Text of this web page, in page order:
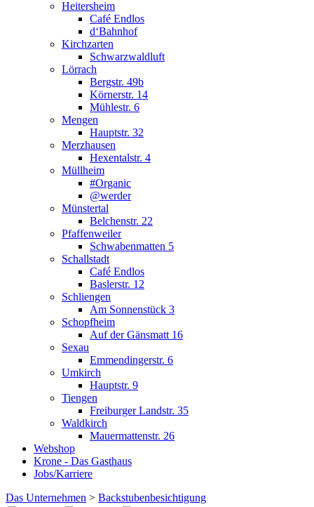
Heitersheim
Café Endlos
d‘Bahnhof
Kirchzarten
Schwarzwaldluft
Lörrach
Bergstr. 49b
Körnerstr. 14
Mühlestr. 6
Mengen
Hauptstr. 32
Merzhausen
Hexentalstr. 4
Müllheim
#Organic
@werder
Münstertal
Belchenstr. 22
Pfaffenweiler
Schwabenmatten 5
Schallstadt
Café Endlos
Baslerstr. 12
Schliengen
Am Sonnenstück 3
Schopfheim
Auf der Gänsmatt 16
Sexau
Emmendingerstr. 6
Umkirch
Hauptstr. 9
Tiengen
Freiburger Landstr. 35
Waldkirch
Mauermattenstr. 26
Webshop
Krone - Das Gasthaus
Jobs/Karriere
Das Unternehmen > Backstubenbesichtigung